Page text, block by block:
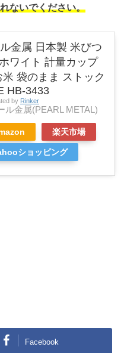
ないでください。
金属 日本製 米びつ
ワイト 計量カップ
米 袋のまま ストック
HB-3433
by Rinker
ル金属(PEARL METAL)
楽天市場
ショッピング
Facebook